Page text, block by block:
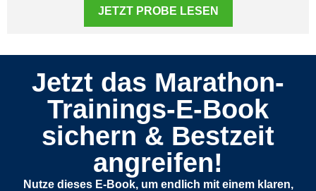
JETZT PROBE LESEN
Jetzt das Marathon-
Trainings-E-Book
sichern & Bestzeit
angreifen!
Nutze dieses E-Book, um endlich mit einem klaren,